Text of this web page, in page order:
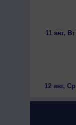
11 авг, Вт
12 авг, Ср